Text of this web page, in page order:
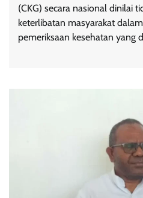
(CKG) secara nasional dinilai
keterlibatan masyarakat
pemeriksaan kesehatan yang